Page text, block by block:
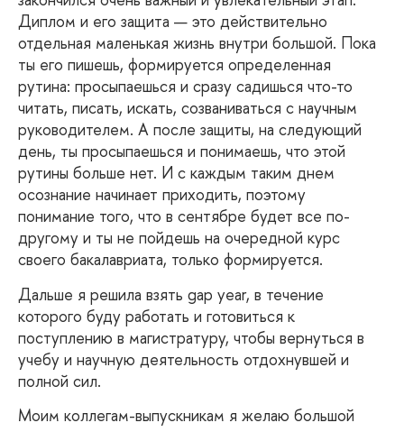
Диплом и его защита — это действительно
отдельная маленькая жизнь внутри большой. Пока
ты его пишешь, формируется определенная
рутина: просыпаешься и сразу садишься что-то
читать, писать, искать, созваниваться с научным
руководителем. А после защиты, на следующий
день, ты просыпаешься и понимаешь, что этой
рутины больше нет. И с каждым таким днем
осознание начинает приходить, поэтому
понимание того, что в сентябре будет все по-
другому и ты не пойдешь на очередной курс
своего бакалавриата, только формируется.
Дальше я решила взять gap year, в течение
которого буду работать и готовиться к
поступлению в магистратуру, чтобы вернуться в
учебу и научную деятельность отдохнувшей и
полной сил.
Моим коллегам-выпускникам я желаю большой